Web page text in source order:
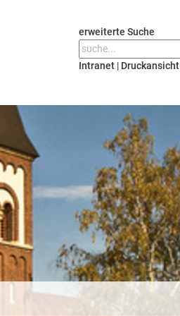
erweiterte Suche
Intranet | Druckansicht